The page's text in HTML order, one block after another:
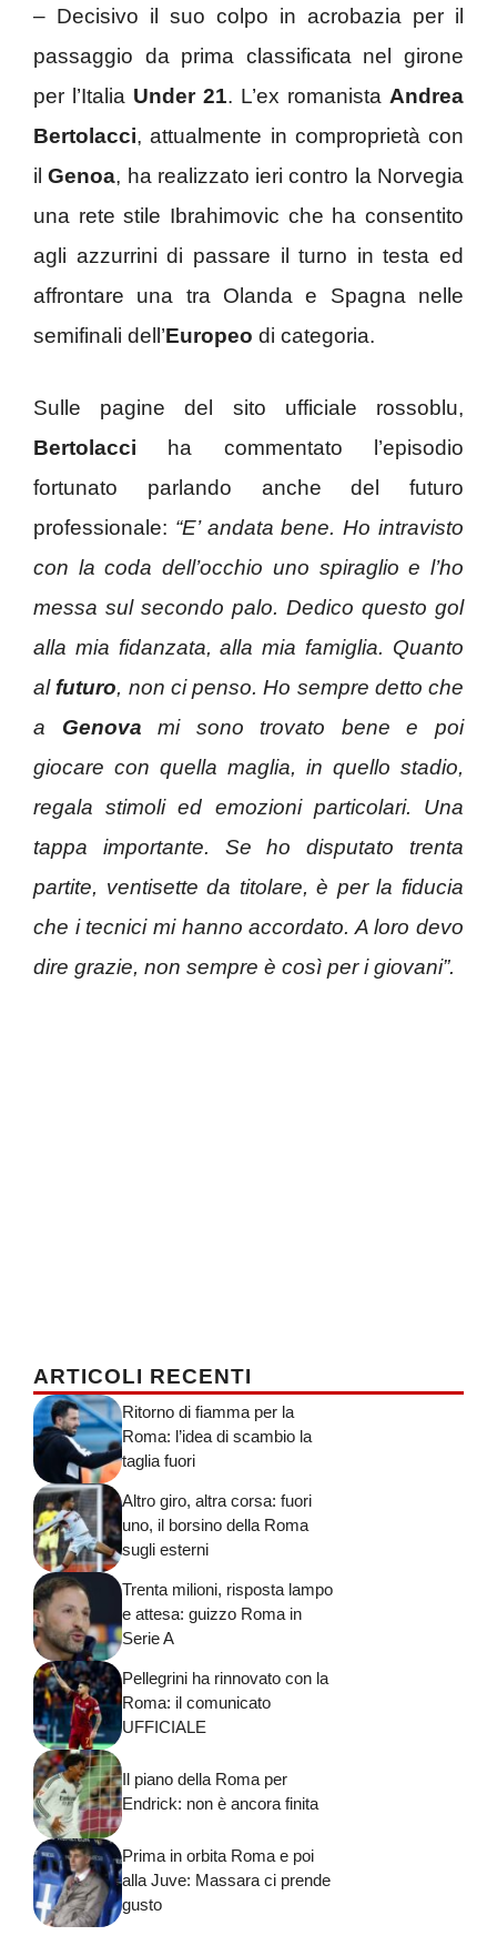
– Decisivo il suo colpo in acrobazia per il
passaggio da prima classificata nel girone
per l’Italia Under 21. L’ex romanista Andrea
Bertolacci, attualmente in comproprietà con
ilGenoa, ha realizzato ieri contro la Norvegia
una rete stile Ibrahimovic che ha consentito
agli azzurrini di passare il turno in testa ed
affrontare una tra Olanda e Spagna nelle
semifinali dell’Europeo di categoria.
Sulle pagine del sito ufficiale rossoblu,
Bertolacci ha commentato l’episodio
fortunato parlando anche del futuro
professionale: “E’ andata bene. Ho intravisto
con la coda dell’occhio uno spiraglio e l’ho
messa sul secondo palo. Dedico questo gol
alla mia fidanzata, alla mia famiglia. Quanto
al futuro, non ci penso. Ho sempre detto che
a Genova mi sono trovato bene e poi
giocare con quella maglia, in quello stadio,
regala stimoli ed emozioni particolari. Una
tappa importante. Se ho disputato trenta
partite, ventisette da titolare, è per la fiducia
che i tecnici mi hanno accordato. A loro devo
dire grazie, non sempre è così per i giovani”.
ARTICOLI RECENTI
Ritorno di fiamma per la
Roma: l’idea di scambio la
taglia fuori
Altro giro, altra corsa: fuori
uno, il borsino della Roma
sugli esterni
Trenta milioni, risposta lampo
e attesa: guizzo Roma in
Serie A
Pellegrini ha rinnovato con la
Roma: il comunicato
UFFICIALE
Il piano della Roma per
Endrick: non è ancora finita
Prima in orbita Roma e poi
alla Juve: Massara ci prende
gusto